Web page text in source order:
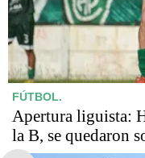
FÚTBOL.
Apertura liguista:
la B, se quedaron